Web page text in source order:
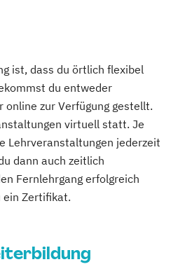
ist, dass du örtlich flexibel
du entweder
online zur Verfügung gestellt.
virtuell statt. Je
Lehrveranstaltungen jederzeit
dann auch zeitlich
Fernlehrgang erfolgreich
Zertifikat.